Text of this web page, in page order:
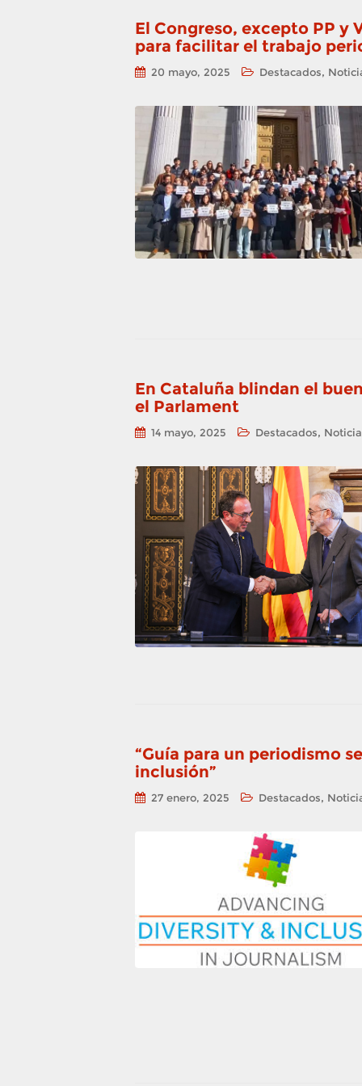
El Congreso, excepto PP y
para facilitar el trabajo
20 mayo, 2025 Destacados,
En Cataluña blindan el
el Parlament
14 mayo, 2025 Destacados,
“Guía para un periodismo
inclusión”
27 enero, 2025 Destacados,